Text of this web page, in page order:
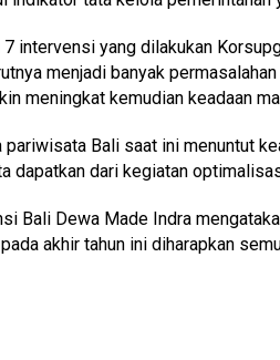
intervensi yang dilakukan
menjadi banyak
meningkat kemudian keadaan
pariwisata Bali saat ini menuntut
dapatkan dari kegiatan
Bali Dewa Made Indra
akhir tahun ini diharapkan